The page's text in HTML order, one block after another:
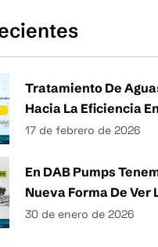
Tratamiento De
Hacia La Eficiencia
Técnicas Sostenibles
17 de febrero de 2026
En DAB Pumps
Nueva Forma De Ver
Hidráulicos.
30 de enero de 2026